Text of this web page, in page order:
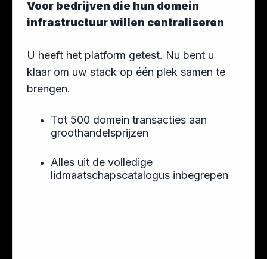
Voor bedrijven die hun domein
infrastructuur willen centraliseren
U heeft het platform getest. Nu bent u
klaar om uw stack op één plek samen te
brengen.
Tot 500 domein transacties aan
groothandelsprijzen
Alles uit de volledige
lidmaatschapscatalogus inbegrepen